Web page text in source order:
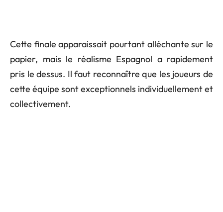
Cette finale apparaissait pourtant alléchante sur le
papier, mais le réalisme Espagnol a rapidement
pris le dessus. Il faut reconnaître que les joueurs de
cette équipe sont exceptionnels individuellement et
collectivement.